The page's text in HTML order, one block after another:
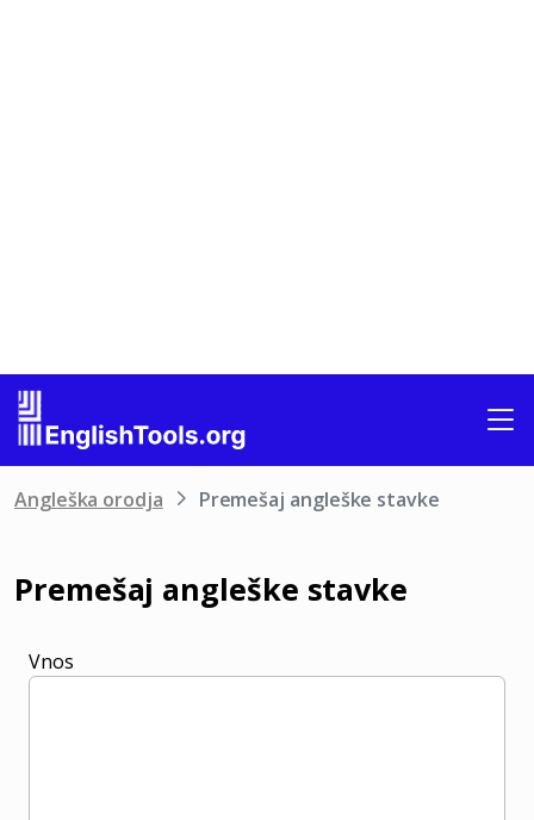
Angleška orodja Premešaj angleške stavke
Premešaj angleške stavke
Vnos